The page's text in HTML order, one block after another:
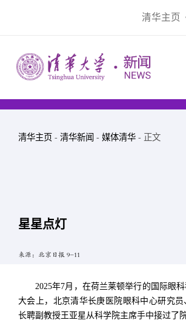
清华主页
清华主页 - 清华新闻 - 媒体清华 - 正文
星星点灯
来源：北京日报 9-11
2025年7月，在荷兰莱顿举行的国际眼
大会上，北京清华长庚医院眼科中心研究
长聘副教授王亚星从科学院主席手中接过了